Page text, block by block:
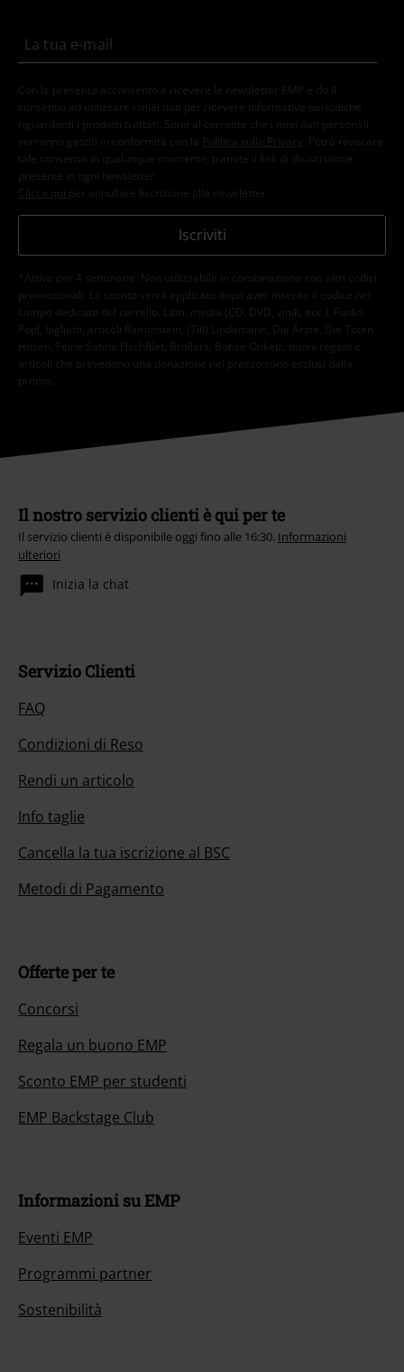
Con la presente acconsento a ricevere le newsletter EMP e do il
consenso ad utilizzare i miei dati per ricevere informative periodiche
riguardanti i prodotti trattati. Sono al corrente che i miei dati personali
verranno gestiti in conformità con la
Politica sulla Privacy
. Potrò revocare
tale consenso in qualunque momento, tramite il link di disiscrizione
presente in ogni newsletter.
Clicca qui per annullare liscrizione alla newsletter.
Iscriviti
*Attivo per 4 settimane. Non utilizzabile in combinazione con altri codici
promozionali. Lo sconto verrà applicato dopo aver inserito il codice nel
campo dedicato del carrello. Libri, media (CD, DVD, vinili, ecc.), Funko
Pop!, biglietti, articoli Rammstein, (Till) Lindemann, Die Ärzte, Die Toten
Hosen, Feine Sahne Fischfilet, Broilers, Böhse Onkelz, buoni regalo e
articoli che prevedono una donazione nel prezzo sono esclusi dalla
promo.
Il nostro servizio clienti è qui per te
Il servizio clienti è disponibile oggi fino alle 16:30. Informazioni
ulteriori
Inizia la chat
Servizio Clienti
FAQ
Condizioni di Reso
Rendi un articolo
Info taglie
Cancella la tua iscrizione al BSC
Metodi di Pagamento
Offerte per te
Concorsi
Regala un buono EMP
Sconto EMP per studenti
EMP Backstage Club
Informazioni su EMP
Eventi EMP
Programmi partner
Sostenibilità